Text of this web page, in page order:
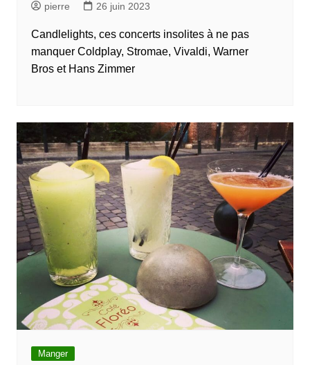
pierre 26 juin 2023
Candlelights, ces concerts insolites à ne pas
manquer Coldplay, Stromae, Vivaldi, Warner
Bros et Hans Zimmer
Manger